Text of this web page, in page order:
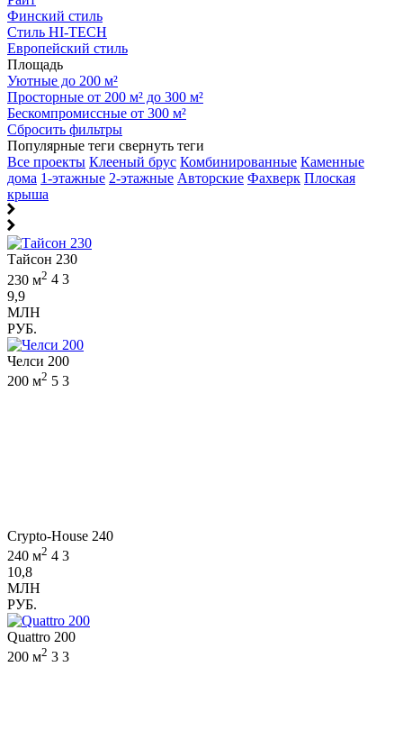
Финский стиль
Стиль HI-TECH
Европейский стиль
Площадь
Уютные до 200 м²
Просторные от 200 м² до 300 м²
Бескомпромиссные от 300 м²
Сбросить фильтры
Популярные теги свернуть теги
Все проекты Клееный брус Комбинированные Каменные
дома 1-этажные 2-этажные Авторские Фахверк Плоская
крыша
Тайсон 230
230 м2 4 3
9,9
МЛН
РУБ.
Челси 200
200 м2 5 3
Crypto-House 240
240 м2 4 3
10,8
МЛН
РУБ.
Quattro 200
200 м2 3 3